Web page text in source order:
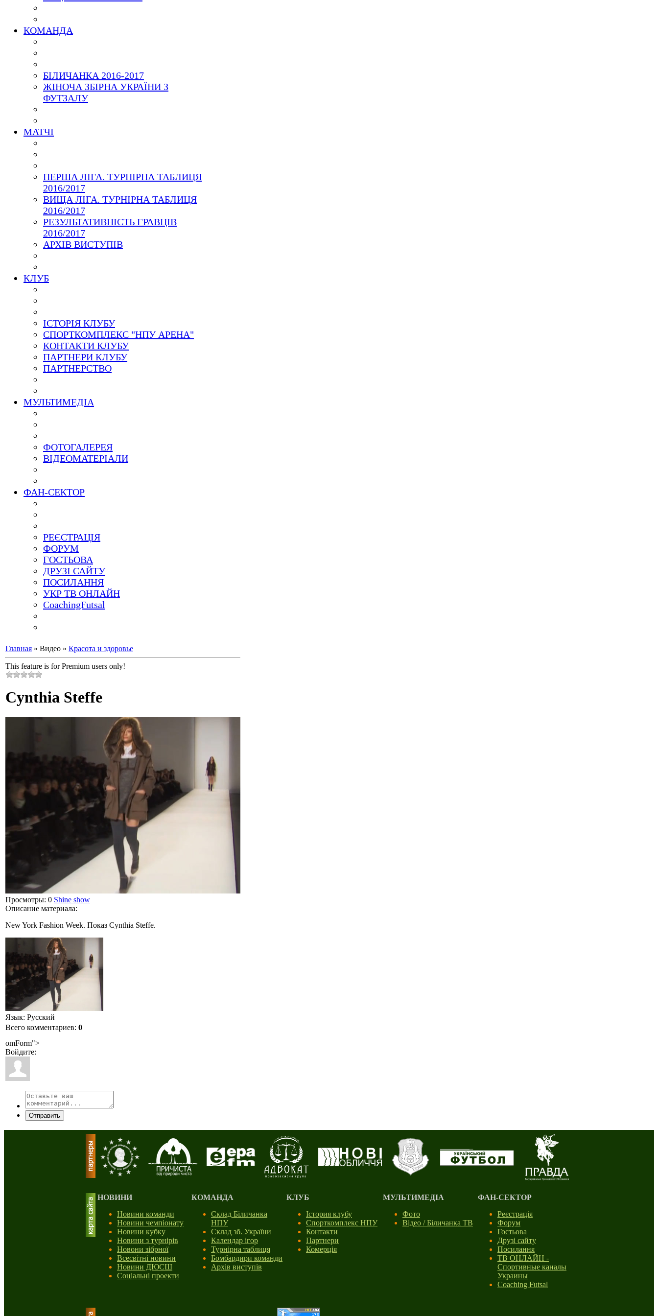
КОМАНДА
БІЛИЧАНКА 2016-2017
ЖІНОЧА ЗБІРНА УКРАЇНИ З
ФУТЗАЛУ
МАТЧІ
ПЕРША ЛІГА. ТУРНІРНА ТАБЛИЦЯ
2016/2017
ВИЩА ЛІГА. ТУРНІРНА ТАБЛИЦЯ
2016/2017
РЕЗУЛЬТАТИВНІСТЬ ГРАВЦІВ
2016/2017
АРХІВ ВИСТУПІВ
КЛУБ
ІСТОРІЯ КЛУБУ
СПОРТКОМПЛЕКС "НПУ АРЕНА"
КОНТАКТИ КЛУБУ
ПАРТНЕРИ КЛУБУ
ПАРТНЕРСТВО
МУЛЬТИМЕДІА
ФОТОГАЛЕРЕЯ
ВІДЕОМАТЕРІАЛИ
ФАН-СЕКТОР
РЕЄСТРАЦІЯ
ФОРУМ
ГОСТЬОВА
ДРУЗІ САЙТУ
ПОСИЛАННЯ
УКР ТВ ОНЛАЙН
CoachingFutsal
Главная » Видео » Красота и здоровье
This feature is for Premium users only!
Cynthia Steffe
Просмотры: 0 Shine show
Описание материала:
New York Fashion Week. Показ Cynthia Steffe.
Язык: Русский
Всего комментариев: 0
omForm">
Войдите:
Отправить
НОВИНИ
Новини команди
Новини чемпіонату
Новини кубку
Новини з турнірів
Новони зібрної
Всесвітні новини
Новини ДЮСШ
Соціальні проекти
КОМАНДА
Склад Біличанка
НПУ
Склад зб. України
Календар ігор
Турнірна таблиця
Бомбардири команди
Архів виступів
КЛУБ
Істория клубу
Спорткомплекс НПУ
Контакти
Партнери
Комерція
МУЛЬТИМЕДІА
Фото
Відео / Біличанка ТВ
ФАН-СЕКТОР
Реєстрація
Форум
Гостьова
Друзі сайту
Посилання
ТВ ОНЛАЙН -
Спортивные каналы
Украины
Coaching Futsal